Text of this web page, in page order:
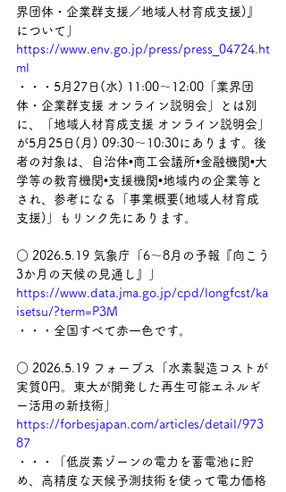
界団体・企業群支援／地域人材育成支援)』
について」
https://www.env.go.jp/press/press_04724.ht
ml
・・・5月27日(水) 11:00～12:00「業界団
体・企業群支援 オンライン説明会」とは別
に、「地域人材育成支援 オンライン説明会」
が5月25日(月) 09:30～10:30にあります。後
者の対象は、自治体•商工会議所•金融機関•大
学等の教育機関•支援機関•地域内の企業等と
され、参考になる「事業概要(地域人材育成
支援)」もリンク先にあります。
○ 2026.5.19 気象庁「6～8月の予報『向こう
3か月の天候の見通し』」
https://www.data.jma.go.jp/cpd/longfcst/ka
isetsu/?term=P3M
・・・全国すべて赤一色です。
○ 2026.5.19 フォーブス「水素製造コストが
実質0円。東大が開発した再生可能エネルギ
ー活用の新技術」
https://forbesjapan.com/articles/detail/973
87
・・・「低炭素ゾーンの電力を蓄電池に貯
め、高精度な天候予測技術を使って電力価格